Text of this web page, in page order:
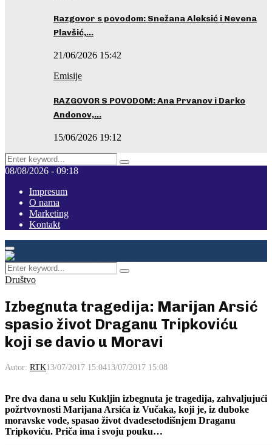
Razgovor s povodom: Snežana Aleksić i Nevena
Plavšić,…
21/06/2026 15:42
Emisije
RAZGOVOR S POVODOM: Ana Prvanov i Darko
Andonov,…
15/06/2026 19:12
Search
for:
Pretraga
08/08/2026 - 09:18
Impresum
O nama
Marketing
Kontakt
Facebook
Instagram
Youtube
Primary
Menu
Search
for:
Pretraga
Društvo
Izbegnuta tragedija: Marijan Arsić
spasio život Draganu Tripkoviću
koji se davio u Moravi
Autor: RTK13/07/2017 15:0413/07/2017 15:08
Pre dva dana u selu Kukljin izbegnuta je tragedija, zahvaljujući
požrtvovnosti Marijana Arsića iz Vučaka, koji je, iz duboke
moravske vode, spasao život dvadesetodišnjem Draganu
Tripkoviću. Priča ima i svoju pouku…